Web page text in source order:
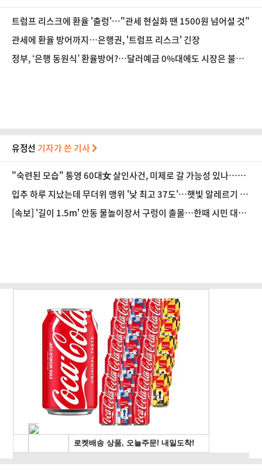
트럼프 리스크에 환율 '출렁'…"관세 현실화 땐 1500원 넘어설 것"
관세에 환율 방어까지…은행권, '트럼프 리스크' 긴장
정부, ‘은행 동원식’ 환율방어?…달러예금 0%대에도 시장은 불안
유정선 기자가 쓴 기사
"숙련된 모습" 통영 60대女 살인사건, 미제로 갈 가능성 있나…범
인의 실체는?
입추 하루 지났는데 무더위 맹위 '낮 최고 37도'…햇빛 알레르기 증
상·집에서 할 수 있는 치료법 [오늘 날씨]
[속보] '길이 1.5m' 안동 물놀이장서 구렁이 출몰…한때 시민 대피